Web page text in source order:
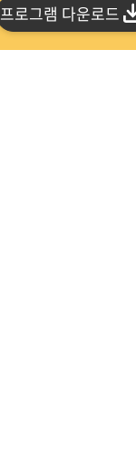
프로그램 다운로드